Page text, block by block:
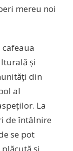
mereu noi
și
din
al
La
de întâlnire
se pot